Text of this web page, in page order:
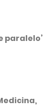
paralelo’